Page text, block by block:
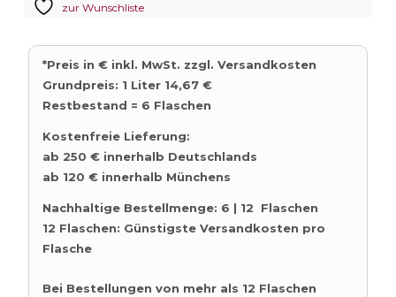
Chardonnay
trocken
Menge
zur Wunschliste
*Preis in € inkl. MwSt. zzgl. Versandkosten
Grundpreis: 1 Liter 14,67 €
Restbestand = 6 Flaschen
Kostenfreie Lieferung:
ab 250 € innerhalb Deutschlands
ab 120 € innerhalb Münchens
Nachhaltige Bestellmenge: 6 | 12 Flaschen
12 Flaschen: Günstigste Versandkosten pro
Flasche
Bei Bestellungen von mehr als 12 Flaschen